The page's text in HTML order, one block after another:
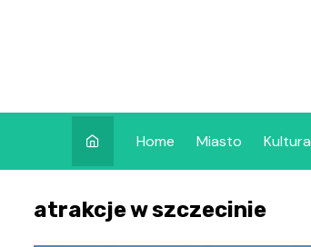
Home Miasto Kultura
atrakcje w szczecinie